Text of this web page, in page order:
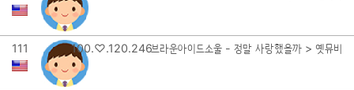
111 100.♡.120.246브라운아이드소울 - 정말 사랑했을까 > 옛뮤비